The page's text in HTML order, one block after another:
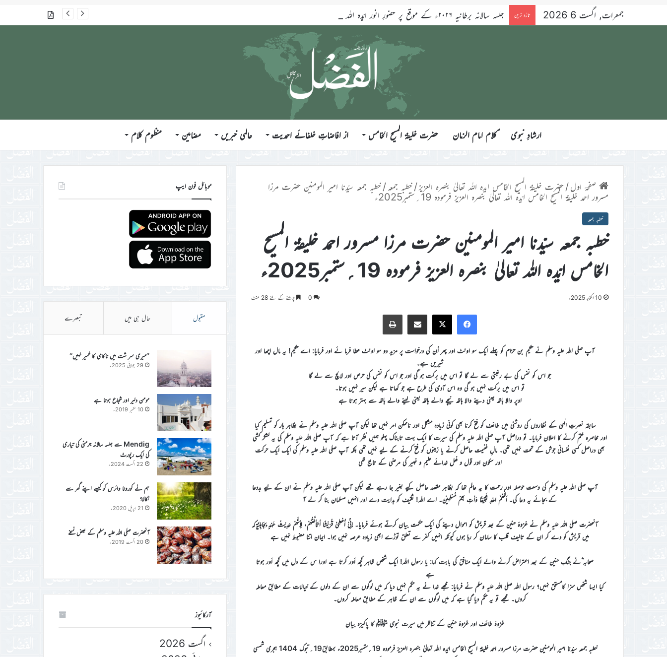
جمعرات, اگست 6 2026 تازہ ترین گذشتہ شمارے
ارشادِ نبوی ؑکلام امام الزمان حضرت خلیفۃ المسیح الخامس از افاضاتِ خلفائے احمدیت عالمی خبریں مضامین منظوم کلام
صفحۂ اول/حضرت خلیفۃ المسیح الخامس ایدہ اللہ تعالیٰ بنصرہ العزیز/خطبہ جمعہ /خطبہ جمعہ سیّدنا امیر المومنین حضرت مرزا
مسرور احمد خلیفۃ المسیح الخامس ایّدہ اللہ تعالیٰ بنصرہ العزیز فرمودہ 19؍ستمبر2025ء
خطبہ جمعہ
خطبہ جمعہ سیّدنا امیر المومنین حضرت مرزا مسرور احمد خلیفۃ المسیح
الخامس ایّدہ اللہ تعالیٰ بنصرہ العزیز فرمودہ 19؍ستمبر2025ء
10 اکتوبر 2025ء 0 پڑھنے کے لئے 28 منٹ
Facebook
X
Share via Email
Print
آپ صلی اللہ علیہ وسلم نے حکیم بن حزام کو پہلے ایک سو اونٹ اور پھر اُن کی درخواست پر مزید دو سو اونٹ عطا فرما ئے اور فرمایا: اے حکیم! یہ مال اچھا اور
شیریں ہے۔
جو اس کو نفس کی بے رغبتی سے لے گا تو اس میں برکت ہو گی اور جو اس کو نفس کی حرص اور لالچ سے لے گا
تو اس میں برکت نہیں ہو گی وہ اس آدمی کی طرح ہے جو کھاتا ہے لیکن سیر نہیں ہوتا۔
اوپر والا ہاتھ یعنی دینے والا ہاتھ نیچے والے ہاتھ یعنی لینے والے ہاتھ سے بہتر ہوتا ہے
سابقہ نصرتِ الٰہی کے نظاروں کی روشنی میں طائف کو فتح کرنا بھی کوئی زیادہ مشکل اور ناممکن امر نہیں تھا لیکن آپ صلی اللہ علیہ وسلم نے بظاہر ہار کو تسلیم کیا
اور محاصرہ ختم کرنے کا اعلان فرمایا۔ تو دراصل آپ صلی اللہ علیہ وسلم کی سیرت کا ایک بہت تابناک پہلو ہمیں نظر آتا ہے کہ آپ صلی اللہ علیہ وسلم کی یہ لشکر کشی
بھی دراصل کسی نفسانی جوش کے تحت نہیں تھی۔ مالِ غنیمت حاصل کرنے یا زمینوں کو فتح کرنے کے لیے نہیں تھی بلکہ آپ صلی اللہ علیہ وسلم کی ایک ایک حرکت
اور سکون اور قول و فعل خدائے علیم و خبیر کی مرضی کے تابع تھی
آپ صلی اللہ علیہ وسلم کی وسعت حوصلہ اور رحمت کا یہ عالم تھا کہ بظاہر مقصد حاصل کیے بغیر جا رہے تھے لیکن آپ صلی اللہ علیہ وسلم نے ان کے لیے بددعا
کے بجائے یہ دعا کی۔ اَللّٰھُمَّ اھْدِ ثَقِیْفًا وَاْتِ بِھِمْ مُسْلِمِیْنَ۔ اے اللہ! ثقیف کو ہدایت دے اور انہیں مسلمان بنا کر لے آ
آنحضرت صلی اللہ علیہ وسلم نے غزوۂ حنین کے بعد قریش کو اموال دینے کی ایک حکمت بیان کرتے ہوئے فرمایا۔ إِنِّيْ أُعْطِيْ قُرَيْشًا أَتَأَلَّفُهُمْ، لِأَنَّهُمْ حَدِيْثُ عَهْدٍ بِجَاهِلِيَّةٍکہ
میں قریش کو دے کر ان کے تالیف قلب کا سامان کر رہا ہوں کیونکہ انہیں کفر سے تعلق توڑے ابھی زیادہ عرصہ نہیں ہوا۔ ایمان اتنا مضبوط نہیں ہے
صحابہ ؓنے جنگِ حنین کے بعد اعتراض کرنے والے ایک منافق کی بابت کہا: یا رسول اللہ! ایک شخص ظاہر کچھ اَور کرتا ہے اورا س کے دل میں کچھ اَور ہوتا
ہے
کیا ایسا شخص سزا کامستحق نہیں؟ رسول اللہ صلی اللہ علیہ وسلم نے فرمایا: مجھے خدا نے یہ حکم نہیں دیا کہ میں لوگوں سے ان کے دلوں کے خیالات کے مطابق معاملہ
کروں۔ مجھے تو یہ حکم دیا گیا ہے کہ میں لوگوں سے ان کے ظاہر کے مطابق معاملہ کروں۔
غزوۂ طائف اور غزوۂ حنین کے تناظر میں سیرت نبوی ﷺ کا پاکیزہ بیان
خطبہ جمعہ سیّدنا امیر المومنین حضرت مرزا مسرور احمد خلیفۃ المسیح الخامس ایّدہ اللہ تعالیٰ بنصرہ العزیز فرمودہ 19؍ستمبر2025ء بمطابق19؍تبوک 1404 ہجری شمسی
موبائل فون ایپ
مقبول حال ہی میں تبصرے
’’میری سر شت میں ناکامی کا خمیر نہیں‘‘
29 جولائی 2025ء
مومن دلیر اور شجاع ہوتا ہے
10 ستمبر 2019ء
Mendig سے جلسہ سالانہ جرمنی کی تیاری
کی ایک رپورٹ
22 اگست 2024ء
ہم نے کورونا وائرس کو کیسے اپنے گھر سے
نکالا؟
21 اپریل 2020ء
آنحضرت صلی اللہ علیہ وسلم کے بعض نسخے
20 اگست 2019ء
آرکائیوز
اگست 2026